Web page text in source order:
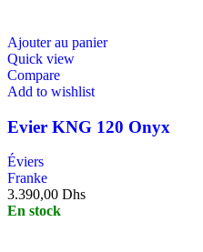
Ajouter au panier
Quick view
Compare
Add to wishlist
Evier KNG 120 Onyx
Éviers
Franke
3.390,00 Dhs
En stock